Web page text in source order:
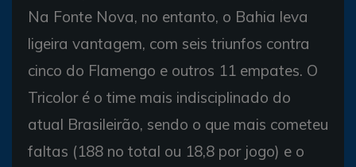
Na Fonte Nova, no entanto, o Bahia leva
ligeira vantagem, com seis triunfos contra
cinco do Flamengo e outros 11 empates. O
Tricolor é o time mais indisciplinado do
atual Brasileirão, sendo o que mais cometeu
faltas (188 no total ou 18,8 por jogo) e o